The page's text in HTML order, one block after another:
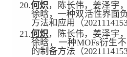
20.何炽，陈长伟，姜泽宇
徐晗，一种双活性界面
方法和应用（
21.何炽，陈长伟，姜泽宇
徐晗，一种MOFs衍生
的制备方法（